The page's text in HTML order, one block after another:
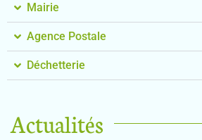
Mairie
Agence Postale
Déchetterie
Actualités